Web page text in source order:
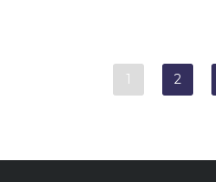
1 2